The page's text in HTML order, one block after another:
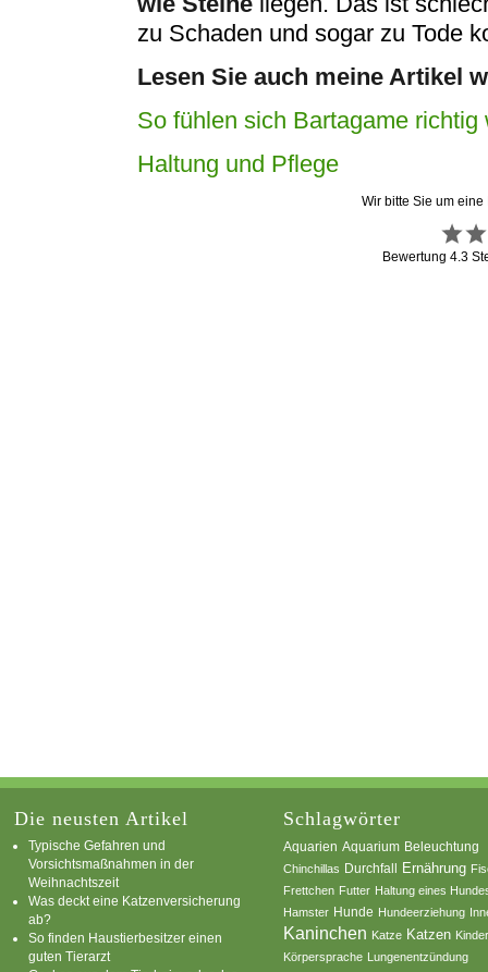
zu Schaden und sogar zu Tode
Lesen Sie auch meine Artikel
So fühlen sich Bartagame richtig
Haltung und Pflege
Wir bitte Sie um
Bewertung4.3
Die neusten Artikel
Typische Gefahren und
Vorsichtsmaßnahmen in der
Weihnachtszeit
Was deckt eine Katzenversicherung
ab?
So finden Haustierbesitzer einen
guten Tierarzt
Schlagwörter
Aquarien Aquarium Beleuchtung
Chinchillas Durchfall Ernährung
Frettchen Futter Haltung eines
Hamster Hunde Hundeerziehung
Kaninchen Katze Katzen
Körpersprache Lungenentzündung